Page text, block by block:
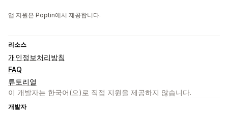
앱 지원은 Poptin에서 제공합니다.
리소스
개인정보처리방침
FAQ
튜토리얼
이 개발자는 한국어(으)로 직접 지원을 제공하지 않습니다.
개발자